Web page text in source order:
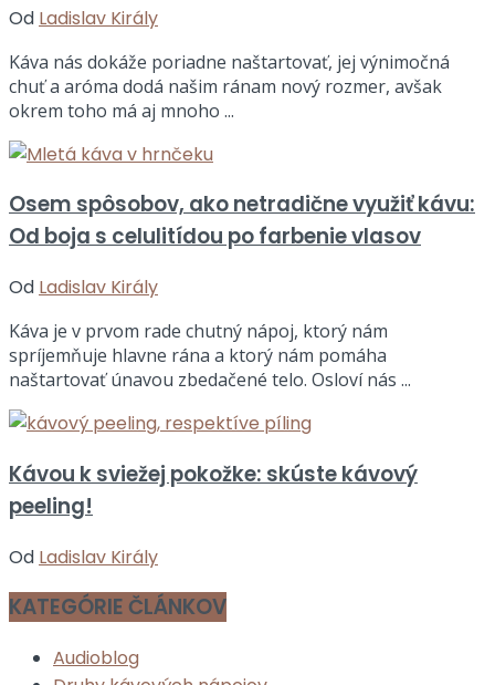
Od Ladislav Király
Káva nás dokáže poriadne naštartovať, jej výnimočná
chuť a aróma dodá našim ránam nový rozmer, avšak
okrem toho má aj mnoho ...
Osem spôsobov, ako netradične využiť kávu:
Od boja s celulitídou po farbenie vlasov
Od Ladislav Király
Káva je v prvom rade chutný nápoj, ktorý nám
spríjemňuje hlavne rána a ktorý nám pomáha
naštartovať únavou zbedačené telo. Osloví nás ...
Kávou k sviežej pokožke: skúste kávový
peeling!
Od Ladislav Király
KATEGÓRIE ČLÁNKOV
Audioblog